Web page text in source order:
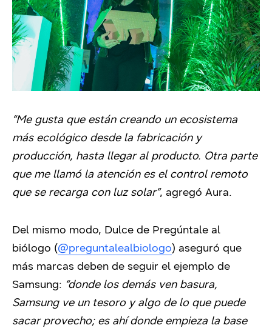
“Me gusta que están creando un ecosistema
más ecológico desde la fabricación y
producción, hasta llegar al producto. Otra parte
que me llamó la atención es el control remoto
que se recarga con luz solar”, agregó Aura.
Del mismo modo, Dulce de Pregúntale al
biólogo (@preguntalealbiologo) aseguró que
más marcas deben de seguir el ejemplo de
Samsung: “donde los demás ven basura,
Samsung ve un tesoro y algo de lo que puede
sacar provecho; es ahí donde empieza la base